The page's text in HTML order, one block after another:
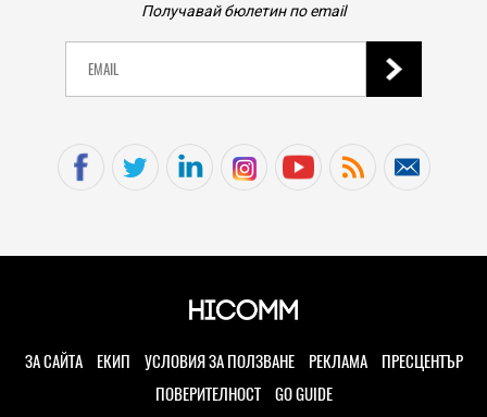
Получавай бюлетин по email
ЗА САЙТА ЕКИП УСЛОВИЯ ЗА ПОЛЗВАНЕ РЕКЛАМА
ПРЕСЦЕНТЪР
ПОВЕРИТЕЛНОСТ
GO GUIDE